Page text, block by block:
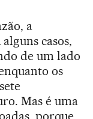
a
casos,
de um lado
os
Mas é uma
porque